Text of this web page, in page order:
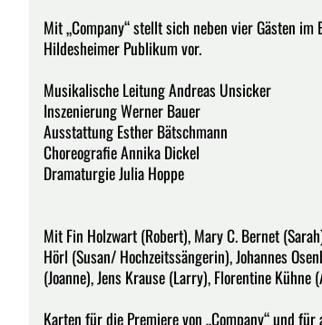
Mit „Company“ stellt sich neben vier Gästen
Hildesheimer Publikum vor.
Musikalische Leitung Andreas Unsicker
Inszenierung Werner Bauer
Ausstattung Esther Bätschmann
Choreografie Annika Dickel
Dramaturgie Julia Hoppe
Mit Fin Holzwart (Robert), Mary C. Bernet
Hörl (Susan/ Hochzeitssängerin), Johannes
(Joanne), Jens Krause (Larry), Florentine
Karten für die Premiere von „Company“ und